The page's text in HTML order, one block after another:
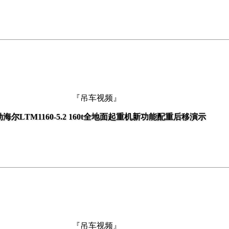
『吊车视频』
海尔LTM1160-5.2 160t全地面起重机新功能配重后移演示
『吊车视频』